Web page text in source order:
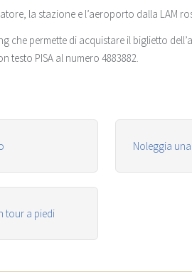
la stazione e l’aeroporto dalla LAM
che permette di acquistare il biglietto
testo PISA al numero 4883882.
Noleggia
tour a piedi